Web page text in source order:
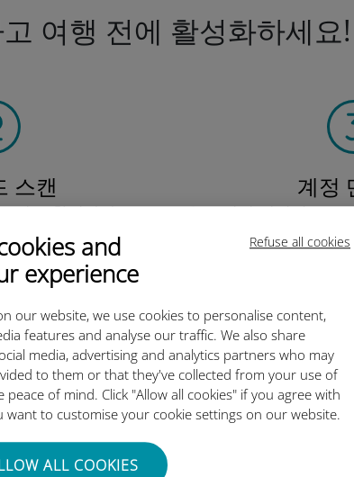
Refuse all cookies
and
experience
our website, we use cookies to personalise content,
features and analyse our traffic. We also share
media, advertising and analytics partners who may
to them or that they've collected from your use of
peace of mind. Click "Allow all cookies" if you agree with
want to customise your cookie settings on our website.
ALL COOKIES
여행 전에 활성화하세요!
스캔
제를 활성화하고
세요. 간단합니다!
계정
을 클릭해 데이터 요금
을 확인하고 이동 중
즐
이 우수한 이유